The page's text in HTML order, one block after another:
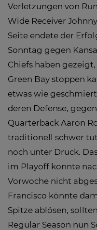
Verletzungen von
Wide Receiver
Seite endete der
Sonntag gegen
Chiefs haben
Green Bay stoppen
etwas wie
deren Defense,
Quarterback Aaron
traditionell schwer
noch unter Druck.
im Playoff konnte
Vorwoche nicht
Francisco könnte
Spitze ablösen,
Regular Season nun